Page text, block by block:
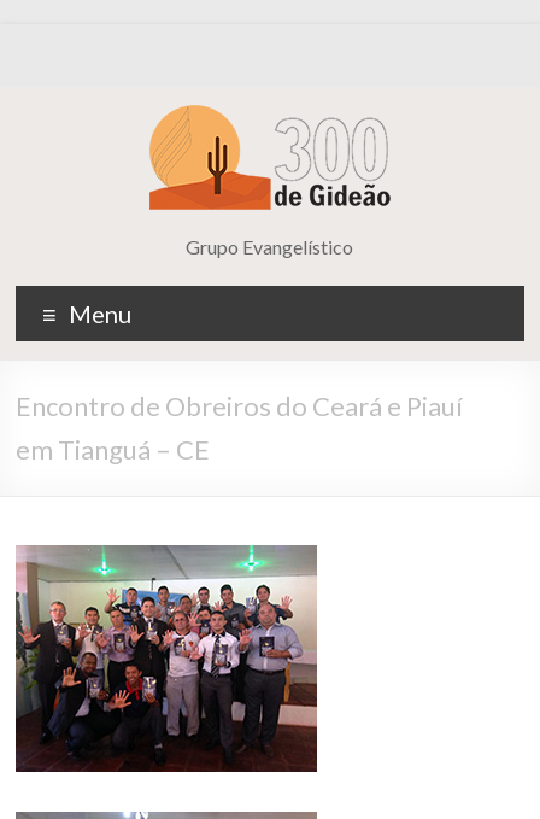
Grupo Evangelístico
Menu
Encontro de Obreiros do Ceará e Piauí
em Tianguá – CE